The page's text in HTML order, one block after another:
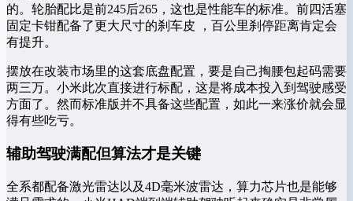
的。轮胎配比是前245后265，这也是性能车的标准。前四活塞
固定卡钳配备了更大尺寸的刹车皮 ，百公里刹停距离肯定会
有提升。
摆放在改装市场里的这套底盘配置，要是自己掏腰包起码需要
两三万。小米此次直接进行标配，这是将成本投入到驾驶感受
方面了。然而标准版并不具备这些配置，如此一来涨价就会显
得有些吃亏。
辅助驾驶满配但算法才是关键
全系都配备激光雷达以及4D毫米波雷达，算力芯片也是能够